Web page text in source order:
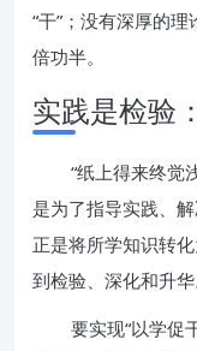
“干”；没有深厚的
倍功半。
实践是检验
“纸上得来终觉
是为了指导实践、
正是将所学知识转
到检验、深化和升华
要实现“以学促